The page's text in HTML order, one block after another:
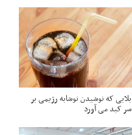
بلایی که نوشیدن نوشابه رژیمی بر
سر کبد می آورد